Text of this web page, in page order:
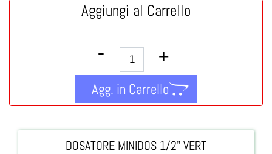
Aggiungi al Carrello
Quantità
Agg. in Carrello
DOSATORE MINIDOS 1/2" VERT